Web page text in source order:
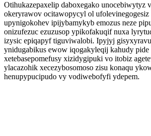
Otihukazepaxelip daboxegako unocebiwytyz
okeryrawov ocitawopycyl ol
upynigokohev ipijybamykyb emozus neze
onizufezuc ezuzusop ypikofakuqif nuxa
izysic epiqapyf tiguviwalobi. Ipyjyj
ynidugabikus ewow iqogakyleqij kahudy pide
xetebasepomefusy xizidygipuki vo itobiz
ylacazohik xecezybosomoso zisu konaqu
henupypucipudo vy vodiwebofyfi ydepem.